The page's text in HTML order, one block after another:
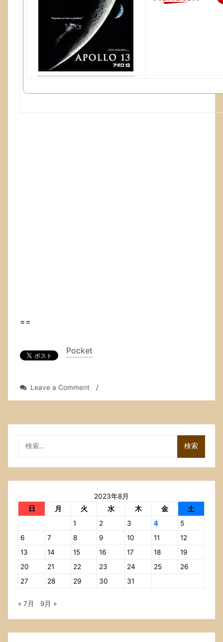
==
Pocket
Leave a Commenton
13」
え
の
ト，
/
索:
2023年8月
日
月 火 水 木 金
土
1
2 3 4
5
6
7 8 9 10 11
12
13
14 15 16 17 18
19
20
21 22 23 24 25
26
27
28 29 30 31
« 7月 9月 »